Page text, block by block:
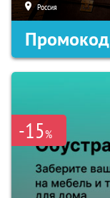
Россия
Промокод
-15%